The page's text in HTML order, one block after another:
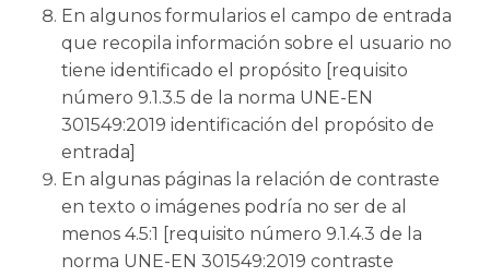
En algunos formularios el campo de entrada
que recopila información sobre el usuario no
tiene identificado el propósito [requisito
número 9.1.3.5 de la norma UNE-EN
301549:2019 identificación del propósito de
entrada]
En algunas páginas la relación de contraste
en texto o imágenes podría no ser de al
menos 4.5:1 [requisito número 9.1.4.3 de la
norma UNE-EN 301549:2019 contraste